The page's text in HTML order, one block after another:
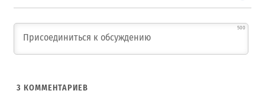
500
3 КОММЕНТАРИЕВ